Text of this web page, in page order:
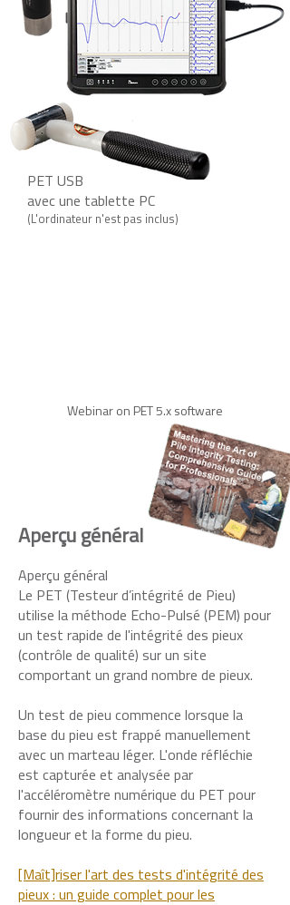
PET USB
avec une tablette PC
(L'ordinateur n'est pas inclus)
Webinar on PET 5.x software
Aperçu général
Aperçu général
Le PET (Testeur d’intégrité de Pieu)
utilise la méthode Echo-Pulsé (PEM) pour
un test rapide de l'intégrité des pieux
(contrôle de qualité) sur un site
comportant un grand nombre de pieux.
Un test de pieu commence lorsque la
base du pieu est frappé manuellement
avec un marteau léger. L'onde réfléchie
est capturée et analysée par
l'accéléromètre numérique du PET pour
fournir des informations concernant la
longueur et la forme du pieu.
[Maît]riser l'art des tests d'intégrité des
pieux : un guide complet pour les